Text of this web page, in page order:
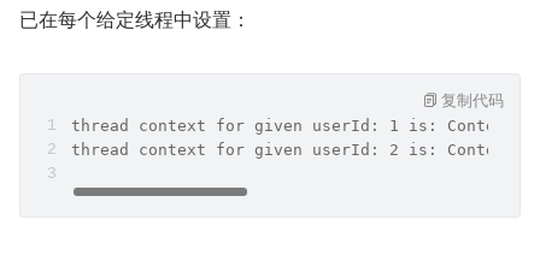
已在每个给定线程中设置：
thread context for given userId: 1 is:
thread context for given userId: 2 is:
复制代码